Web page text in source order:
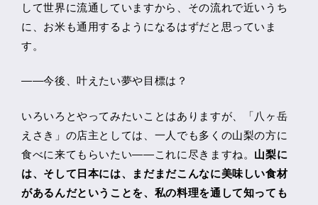
して世界に流通していますから、その流れで近いうち
に、お米も通用するようになるはずだと思っていま
す。
――今後、叶えたい夢や目標は？
いろいろとやってみたいことはありますが、「八ヶ岳
えさき」の店主としては、一人でも多くの山梨の方に
食べに来てもらいたい――これに尽きますね。 山梨に
は、そして日本には、まだまだこんなに美味しい食材
があるんだということを、私の料理を通して知っても